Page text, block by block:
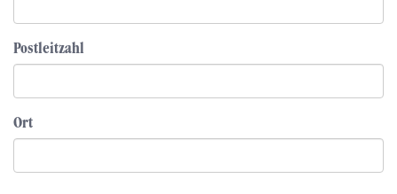
Postleitzahl
Ort